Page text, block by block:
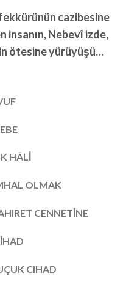
cazibesine
insanın, Nebevî izde,
ötesine yürüyüşü…
HÂLİ
OLMAK
CENNETİNE
CIHAD